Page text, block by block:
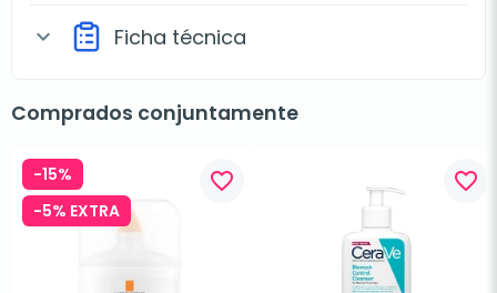
expand_more Ficha técnica
Comprados conjuntamente
-15%
-5% EXTRA
favorite_border favorite_border